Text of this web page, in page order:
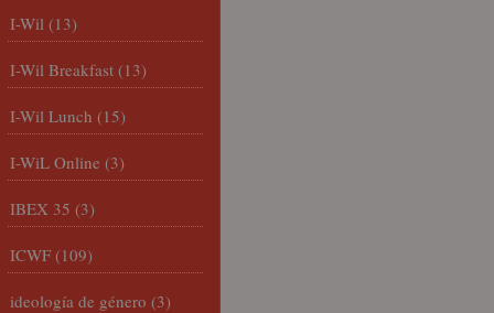
I-Wil (13)
I-Wil Breakfast (13)
I-Wil Lunch (15)
I-WiL Online (3)
IBEX 35 (3)
ICWF (109)
ideología de género (3)